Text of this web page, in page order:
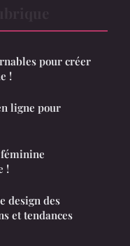
pour créer
!
ligne pour
!
design des
et tendances